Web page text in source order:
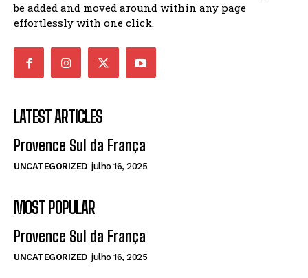
be added and moved around within any page
effortlessly with one click.
LATEST ARTICLES
Provence Sul da França
UNCATEGORIZED julho 16, 2025
MOST POPULAR
Provence Sul da França
UNCATEGORIZED julho 16, 2025